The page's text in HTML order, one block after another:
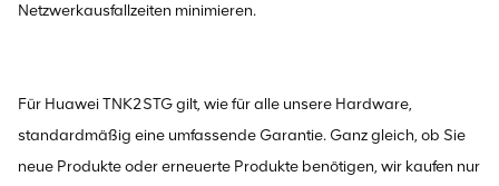
Netzwerkausfallzeiten minimieren.
Für Huawei TNK2STG gilt, wie für alle unsere Hardware,
standardmäßig eine umfassende Garantie. Ganz gleich, ob Sie
neue Produkte oder erneuerte Produkte benötigen, wir kaufen nur